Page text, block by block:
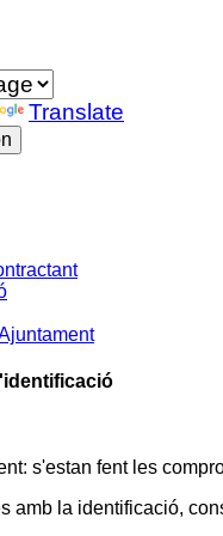
Translate
s'estan fent les
amb la identificació,